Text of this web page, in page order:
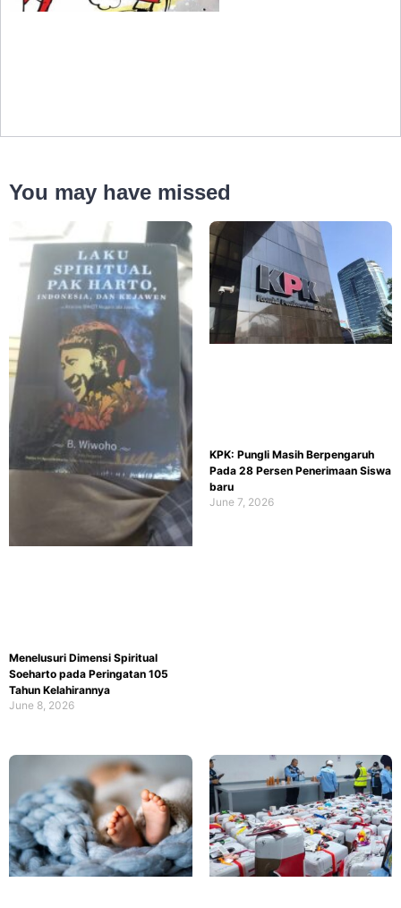
You may have missed
Menelusuri Dimensi Spiritual
Soeharto pada Peringatan 105
Tahun Kelahirannya
June 8, 2026
KPK: Pungli Masih Berpengaruh
Pada 28 Persen Penerimaan Siswa
baru
June 7, 2026